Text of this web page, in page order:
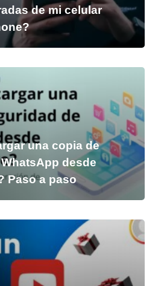
de mi celular
una copia de
desde
Paso a paso